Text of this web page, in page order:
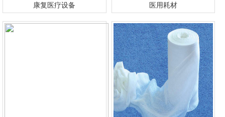
康复医疗设备 医用耗材